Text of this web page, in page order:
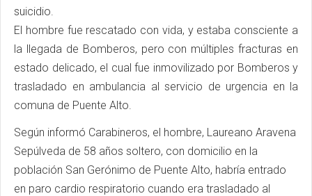
suicidio.
El hombre fue rescatado con vida, y estaba consciente a
la llegada de Bomberos, pero con múltiples fracturas en
estado delicado, el cual fue inmovilizado por Bomberos y
trasladado en ambulancia al servicio de urgencia en la
comuna de Puente Alto.
Según informó Carabineros, el hombre, Laureano Aravena
Sepúlveda de 58 años soltero, con domicilio en la
población San Gerónimo de Puente Alto, habría entrado
en paro cardio respiratorio cuando era trasladado al